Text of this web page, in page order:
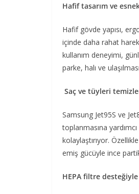
Hafif tasarım ve
Hafif gövde yapısı,
içinde daha rahat
kullanım deneyimi,
parke, halı ve
Saç ve tüyleri
Samsung Jet95S ve
toplanmasına
kolaylaştırıyor.
emiş gücüyle ince
HEPA filtre